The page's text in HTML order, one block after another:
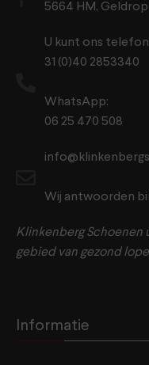
5664 HM, Geldrop
U kunt ons
31 (0)40 2853340
WhatsApp:
06 25 470 508
Wij antwoorden
Klinkenberg Schoenen
gebied van gezond
Informatie